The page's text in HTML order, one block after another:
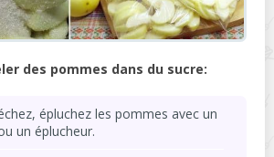
des pommes dans du sucre:
épluchez les pommes avec un
un éplucheur.